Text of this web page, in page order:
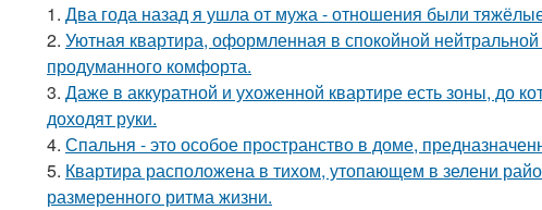
1. Два года назад я ушла от мужа - отношения были
2. Уютная квартира, оформленная в спокойной
продуманного комфорта.
3. Даже в аккуратной и ухоженной квартире есть зоны, до
доходят руки.
4. Спальня - это особое пространство в доме,
5. Квартира расположена в тихом, утопающем в зелени
размеренного ритма жизни.